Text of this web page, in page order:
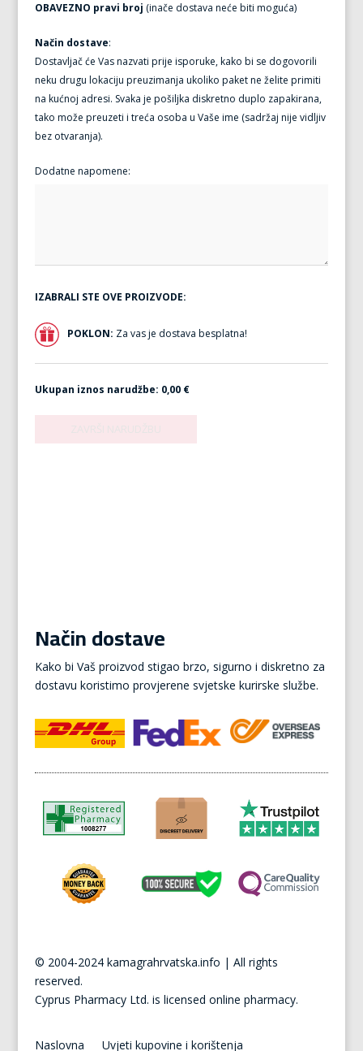
OBAVEZNO pravi broj (inače dostava neće biti moguća)
Način dostave:
Dostavljač će Vas nazvati prije isporuke, kako bi se dogovorili
neku drugu lokaciju preuzimanja ukoliko paket ne želite primiti
na kućnoj adresi. Svaka je pošiljka diskretno duplo zapakirana,
tako može preuzeti i treća osoba u Vaše ime (sadržaj nije vidljiv
bez otvaranja).
Dodatne napomene:
IZABRALI STE OVE PROIZVODE:
POKLON: Za vas je dostava besplatna!
Ukupan iznos narudžbe: 0,00 €
Način dostave
Kako bi Vaš proizvod stigao brzo, sigurno i diskretno za
dostavu koristimo provjerene svjetske kurirske službe.
© 2004-2024 kamagrahrvatska.info | All rights
reserved.
Cyprus Pharmacy Ltd. is licensed online pharmacy.
Naslovna Uvjeti kupovine i korištenja